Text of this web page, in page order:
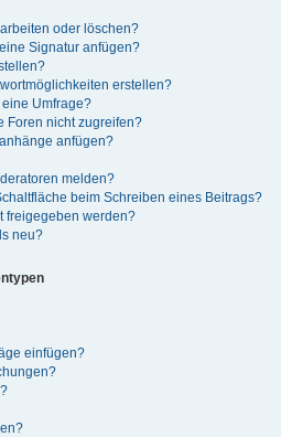
oder löschen?
Signatur anfügen?
erstellen?
Umfrage?
Foren nicht zugreifen?
anfügen?
melden?
beim Schreiben eines Beitrags?
freigegeben werden?
neu?
einfügen?